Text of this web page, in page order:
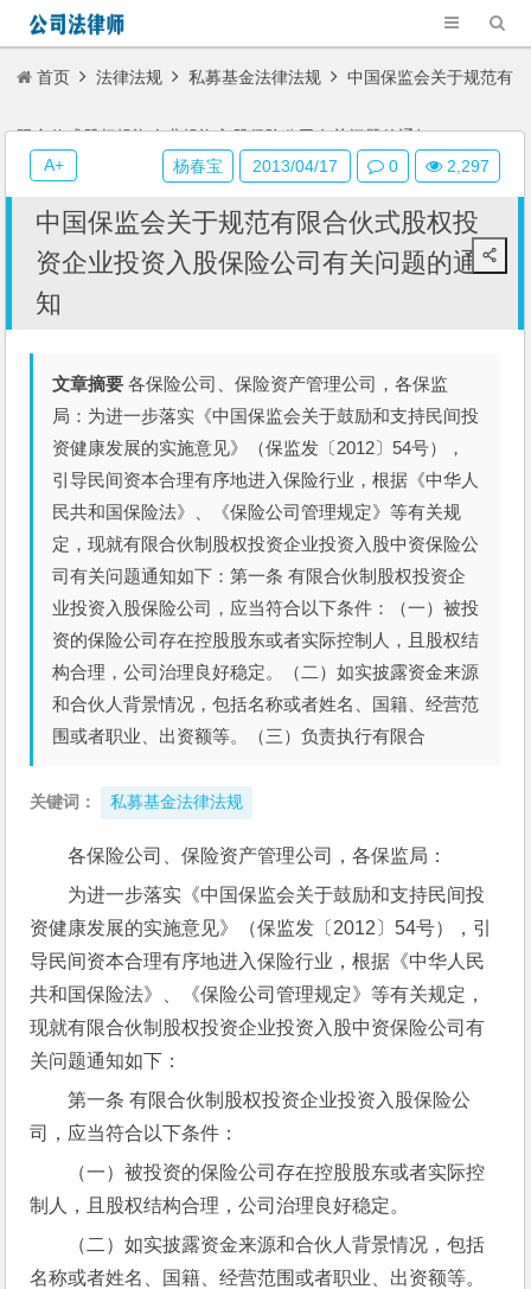
首页 法律法规 私募基金法律法规 中国保监会关于规范有
限合伙式股权投资企业投资入股保险公司有关问题的通知
中国保监会关于规范有限合伙式股权投
资企业投资入股保险公司有关问题的通
知
文章摘要 各保险公司、保险资产管理公司，各保监
局：为进一步落实《中国保监会关于鼓励和支持民间投
资健康发展的实施意见》（保监发〔2012〕54号），
引导民间资本合理有序地进入保险行业，根据《中华人
民共和国保险法》、《保险公司管理规定》等有关规
定，现就有限合伙制股权投资企业投资入股中资保险公
司有关问题通知如下：第一条 有限合伙制股权投资企
业投资入股保险公司，应当符合以下条件：（一）被投
资的保险公司存在控股股东或者实际控制人，且股权结
构合理，公司治理良好稳定。（二）如实披露资金来源
和合伙人背景情况，包括名称或者姓名、国籍、经营范
围或者职业、出资额等。（三）负责执行有限合
关键词： 私募基金法律法规
各保险公司、保险资产管理公司，各保监局：
为进一步落实《中国保监会关于鼓励和支持民间投
资健康发展的实施意见》（保监发〔2012〕54号），引
导民间资本合理有序地进入保险行业，根据《中华人民
共和国保险法》、《保险公司管理规定》等有关规定，
现就有限合伙制股权投资企业投资入股中资保险公司有
关问题通知如下：
第一条 有限合伙制股权投资企业投资入股保险公
司，应当符合以下条件：
（一）被投资的保险公司存在控股股东或者实际控
制人，且股权结构合理，公司治理良好稳定。
（二）如实披露资金来源和合伙人背景情况，包括
名称或者姓名、国籍、经营范围或者职业、出资额等。
杨春宝 2013/04/17 0 2,297
A+